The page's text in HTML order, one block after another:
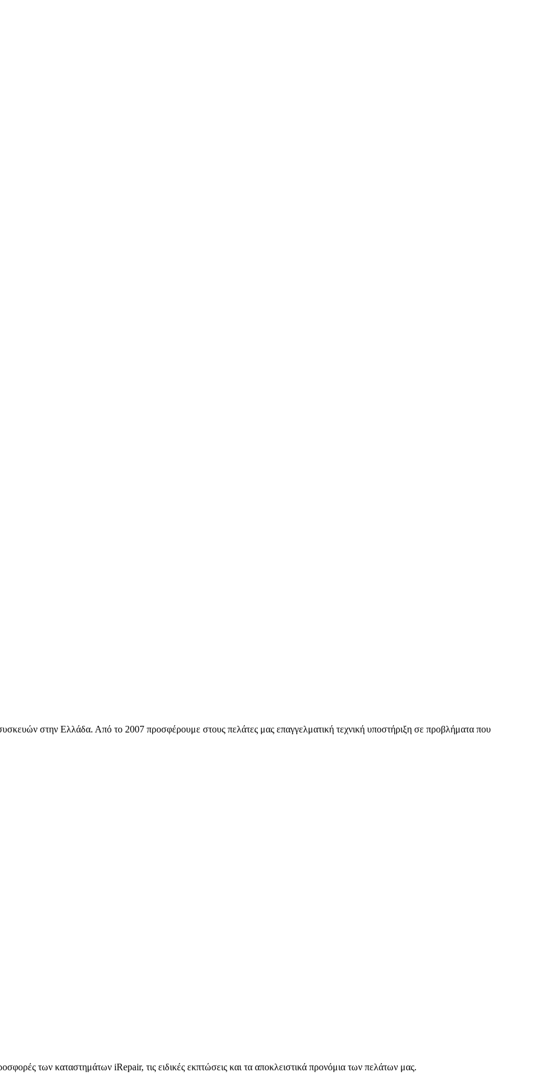
στην Ελλάδα. Από το 2007 προσφέρουμε στους πελάτες μας επαγγελματική τεχνική υποστήριξη σε προβλήματα που
των καταστημάτων iRepair, τις ειδικές εκπτώσεις και τα αποκλειστικά προνόμια των πελάτων μας.